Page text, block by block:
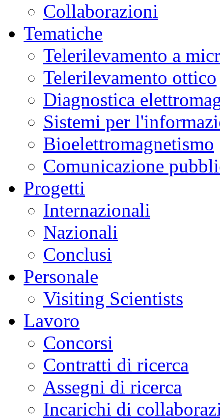
Collaborazioni
Tematiche
Telerilevamento a
Telerilevamento ottico
Diagnostica
Sistemi per
Bioelettromagnetismo
Comunicazione
Progetti
Internazionali
Nazionali
Conclusi
Personale
Visiting Scientists
Lavoro
Concorsi
Contratti di ricerca
Assegni di ricerca
Incarichi di